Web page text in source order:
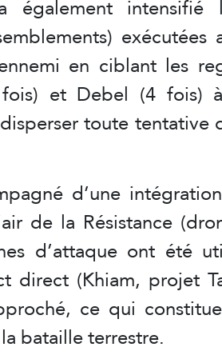
également intensifié
en ciblant les
et Debel (4 fois)
toute
d’une
de la Résistance
d’attaque ont été
direct (Khiam, projet
ce qui
bataille terrestre.